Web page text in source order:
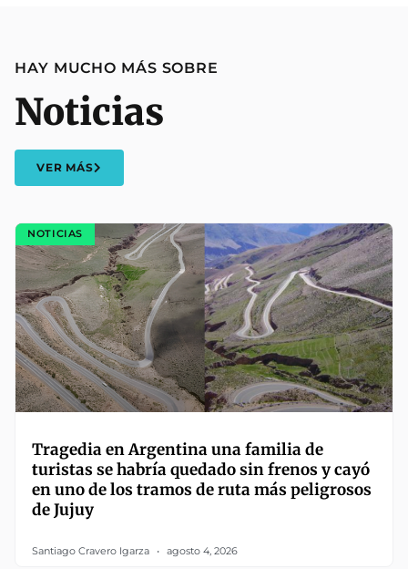
HAY MUCHO MÁS SOBRE
Noticias
VER MÁS
NOTICIAS
Tragedia en Argentina una familia de
turistas se habría quedado sin frenos y cayó
en uno de los tramos de ruta más peligrosos
de Jujuy
Santiago Cravero Igarza agosto 4, 2026